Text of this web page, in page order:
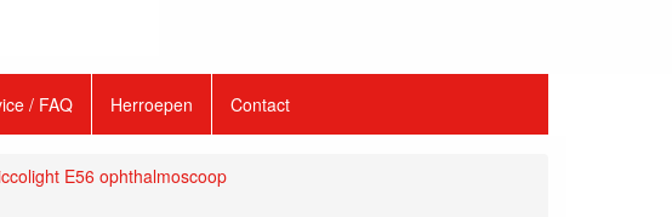
/ FAQ Herroepen Contact
E56 ophthalmoscoop